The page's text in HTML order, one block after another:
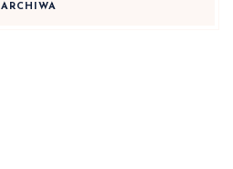
ARCHIWA